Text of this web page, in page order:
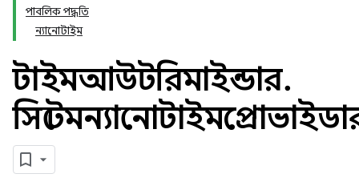
পাবলিক পদ্ধতি
ন্যানোটাইম
টাইমআউটরিমাইন্ডার.